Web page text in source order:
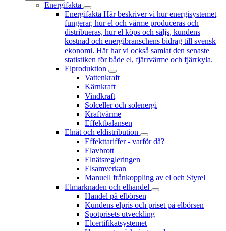
Energifakta
Energifakta Här beskriver vi hur energisystemet
fungerar, hur el och värme produceras och
distribueras, hur el köps och säljs, kundens
kostnad och energibranschens bidrag till svensk
ekonomi. Här har vi också samlat den senaste
statistiken för både el, fjärrvärme och fjärrkyla.
Elproduktion
Vattenkraft
Kärnkraft
Vindkraft
Solceller och solenergi
Kraftvärme
Effektbalansen
Elnät och eldistribution
Effekttariffer - varför då?
Elavbrott
Elnätsregleringen
Elsamverkan
Manuell frånkoppling av el och Styrel
Elmarknaden och elhandel
Handel på elbörsen
Kundens elpris och priset på elbörsen
Spotprisets utveckling
Elcertifikatsystemet